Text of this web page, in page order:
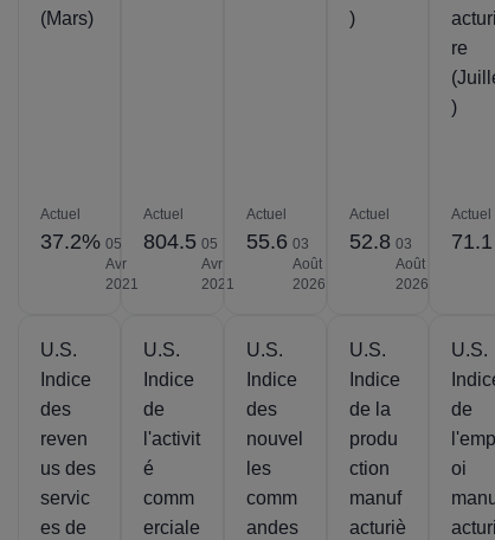
(Mars)
Actuel
37.2% 05
Avr
2021
Actuel
804.5 05
Avr
2021
Actuel
55.6 03
Août
2026
)
Actuel
52.8 03
Août
2026
re
)
Actuel
71.1
U.S.
Indice
des
reven
us des
servic
es de
U.S.
Indice
de
l'activit
é
comm
erciale
U.S.
Indice
des
nouvel
les
comm
andes
U.S.
Indice
de la
produ
ction
manuf
acturiè
U.S.
de
l'empl
oi